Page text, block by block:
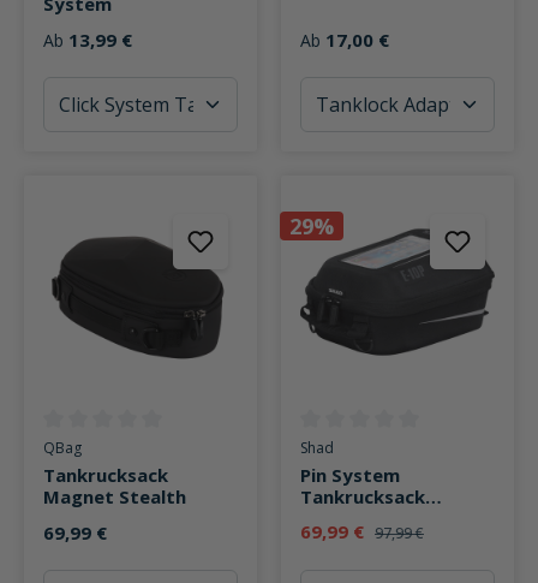
Ab 13,99 € Ab 17,00 €
Durchschnittliche Bewertung von 0 von 5 Sternen
QBag
Tankrucksack
Magnet Stealth
69,99 €
29%
Durchschnittliche Bewertung
Shad
Pin System
Tankrucksack
Stauraum
69,99 € 97,99 €